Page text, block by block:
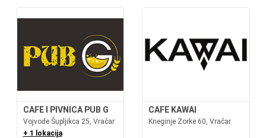
CAFE I PIVNICA PUB G
Vojvode Šupljikca 25, Vračar
+ 1 lokacija
CAFE KAWAI
Kneginje Zorke 60, Vračar